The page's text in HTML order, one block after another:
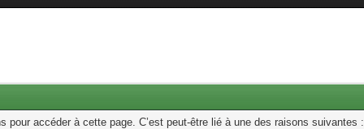
pour accéder à cette page. C’est peut-être lié à une des raisons suivantes :